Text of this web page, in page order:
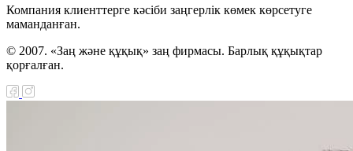
шекарасын
келісімді
туралы Заңы
Республикасы мен
Компания клиенттерге кәсіби заңгерлік көмек көрсетуге
маманданған.
© 2007. «Заң және құқық» заң фирмасы. Барлық құқықтар
қорғалған.